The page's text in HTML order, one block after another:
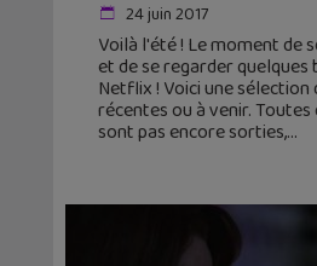
24 juin 2017
Voilà l'été ! Le moment de
et de se regarder quelques
Netflix ! Voici une sélection
récentes ou à venir. Toutes
sont pas encore sorties,